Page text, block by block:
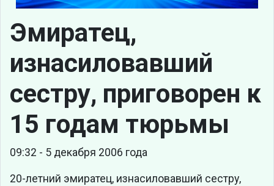
Эмиратец,
изнасиловавший
сестру, приговорен к
15 годам тюрьмы
09:32 - 5 декабря 2006 года
20-летний эмиратец, изнасиловавший сестру,